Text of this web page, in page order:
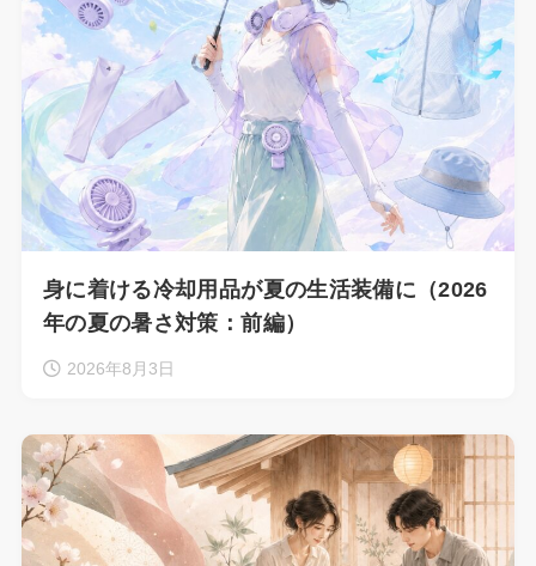
身に着ける冷却用品が夏の生活装備に（2026
年の夏の暑さ対策：前編）
2026年8月3日